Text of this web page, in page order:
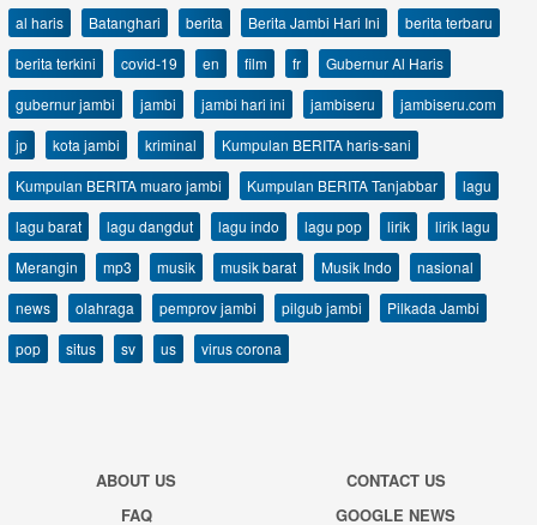
al haris Batanghari berita Berita Jambi Hari Ini
berita terbaru
berita terkini
covid-19 en film fr
Gubernur Al Haris
gubernur jambi
jambi jambi hari ini jambiseru
jambiseru.com
jp
kota jambi kriminal
Kumpulan BERITA haris-sani
Kumpulan BERITA muaro jambi
Kumpulan BERITA Tanjabbar
lagu
lagu barat
lagu dangdut lagu indo lagu pop lirik
lirik lagu
Merangin
mp3 musik musik barat Musik Indo
nasional
news
olahraga pemprov jambi pilgub jambi
Pilkada Jambi
pop
situs sv us virus corona
ABOUT US
CONTACT US
FAQ
GOOGLE NEWS